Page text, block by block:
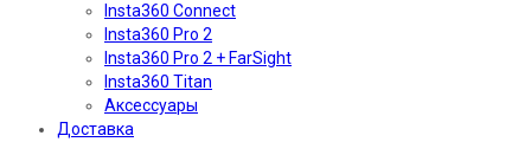
Insta360 Connect
Insta360 Pro 2
Insta360 Pro 2 + FarSight
Insta360 Titan
Аксессуары
Доставка